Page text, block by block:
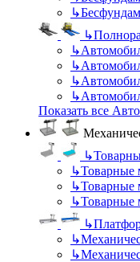
↳
↳
↳
↳
↳
↳
Показать все
↳
↳Товарные
↳Товарные
↳Товарные
↳
↳
↳